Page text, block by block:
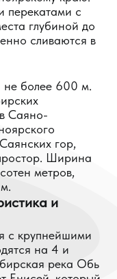
перекатами с
глубиной до
сливаются в
не более 600 м.
Саяно-
гор,
Ширина
метров,
и
с крупнейшими
на 4 и
река Обь